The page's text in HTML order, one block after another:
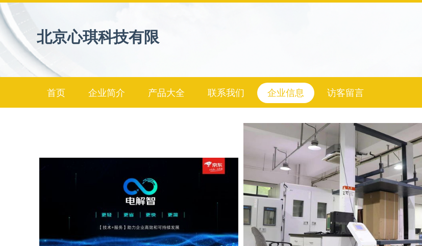
北京心琪科技有限
首页 企业简介 产品大全 联系我们 企业信息 访客留言